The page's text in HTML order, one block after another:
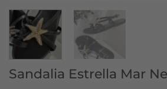
Sandalia Estrella Mar